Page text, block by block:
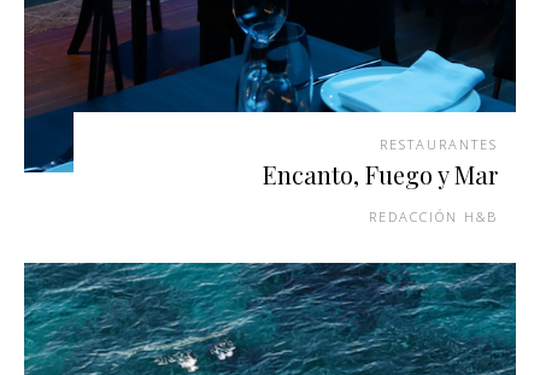
RESTAURANTES
Encanto, Fuego y Mar
REDACCIÓN H&B